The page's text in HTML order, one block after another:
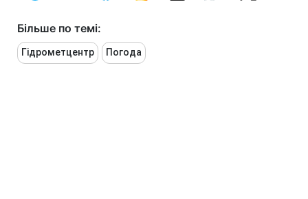
Більше по темі:
Гідрометцентр Погода